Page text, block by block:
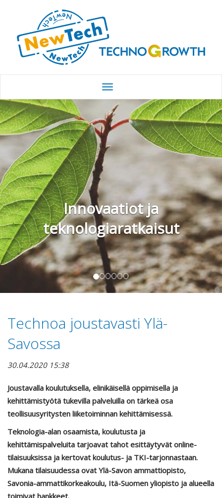
Innovaatiot ja
teknologiaratkaisut
Technoa joustavasti Ylä-
Savossa
30.04.2020 15:38
Joustavalla koulutuksella, elinikäisellä oppimisella ja
kehittämistyötä tukevilla palveluilla on tärkeä osa
teollisuusyritysten liiketoiminnan kehittämisessä.
Teknologia-alan osaamista, koulutusta ja
kehittämispalveluita tarjoavat tahot esittäytyvät online-
tilaisuuksissa ja kertovat koulutus- ja TKI-tarjonnastaan.
Mukana tilaisuudessa ovat Ylä-Savon ammattiopisto,
Savonia-ammattikorkeakoulu, Itä-Suomen yliopisto ja alueella
toimivat hankkeet.